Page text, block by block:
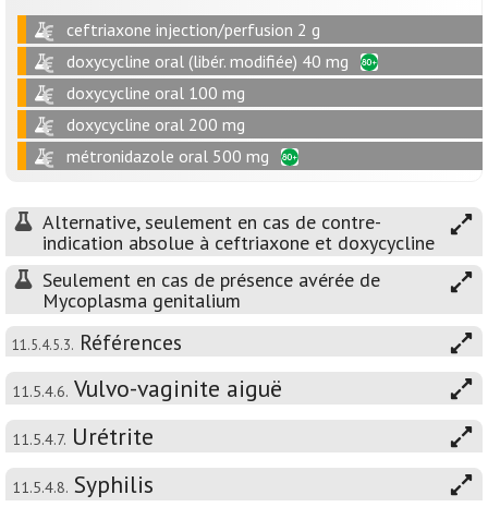
ceftriaxone injection/perfusion 2 g
doxycycline oral (libér. modifiée) 40 mg
doxycycline oral 100 mg
doxycycline oral 200 mg
métronidazole oral 500 mg
Alternative, seulement en cas de contre-
indication absolue à ceftriaxone et doxycycline
Seulement en cas de présence avérée de
Mycoplasma genitalium
11.5.4.5.3. Références
11.5.4.6. Vulvo-vaginite aiguë
11.5.4.7. Urétrite
11.5.4.8. Syphilis